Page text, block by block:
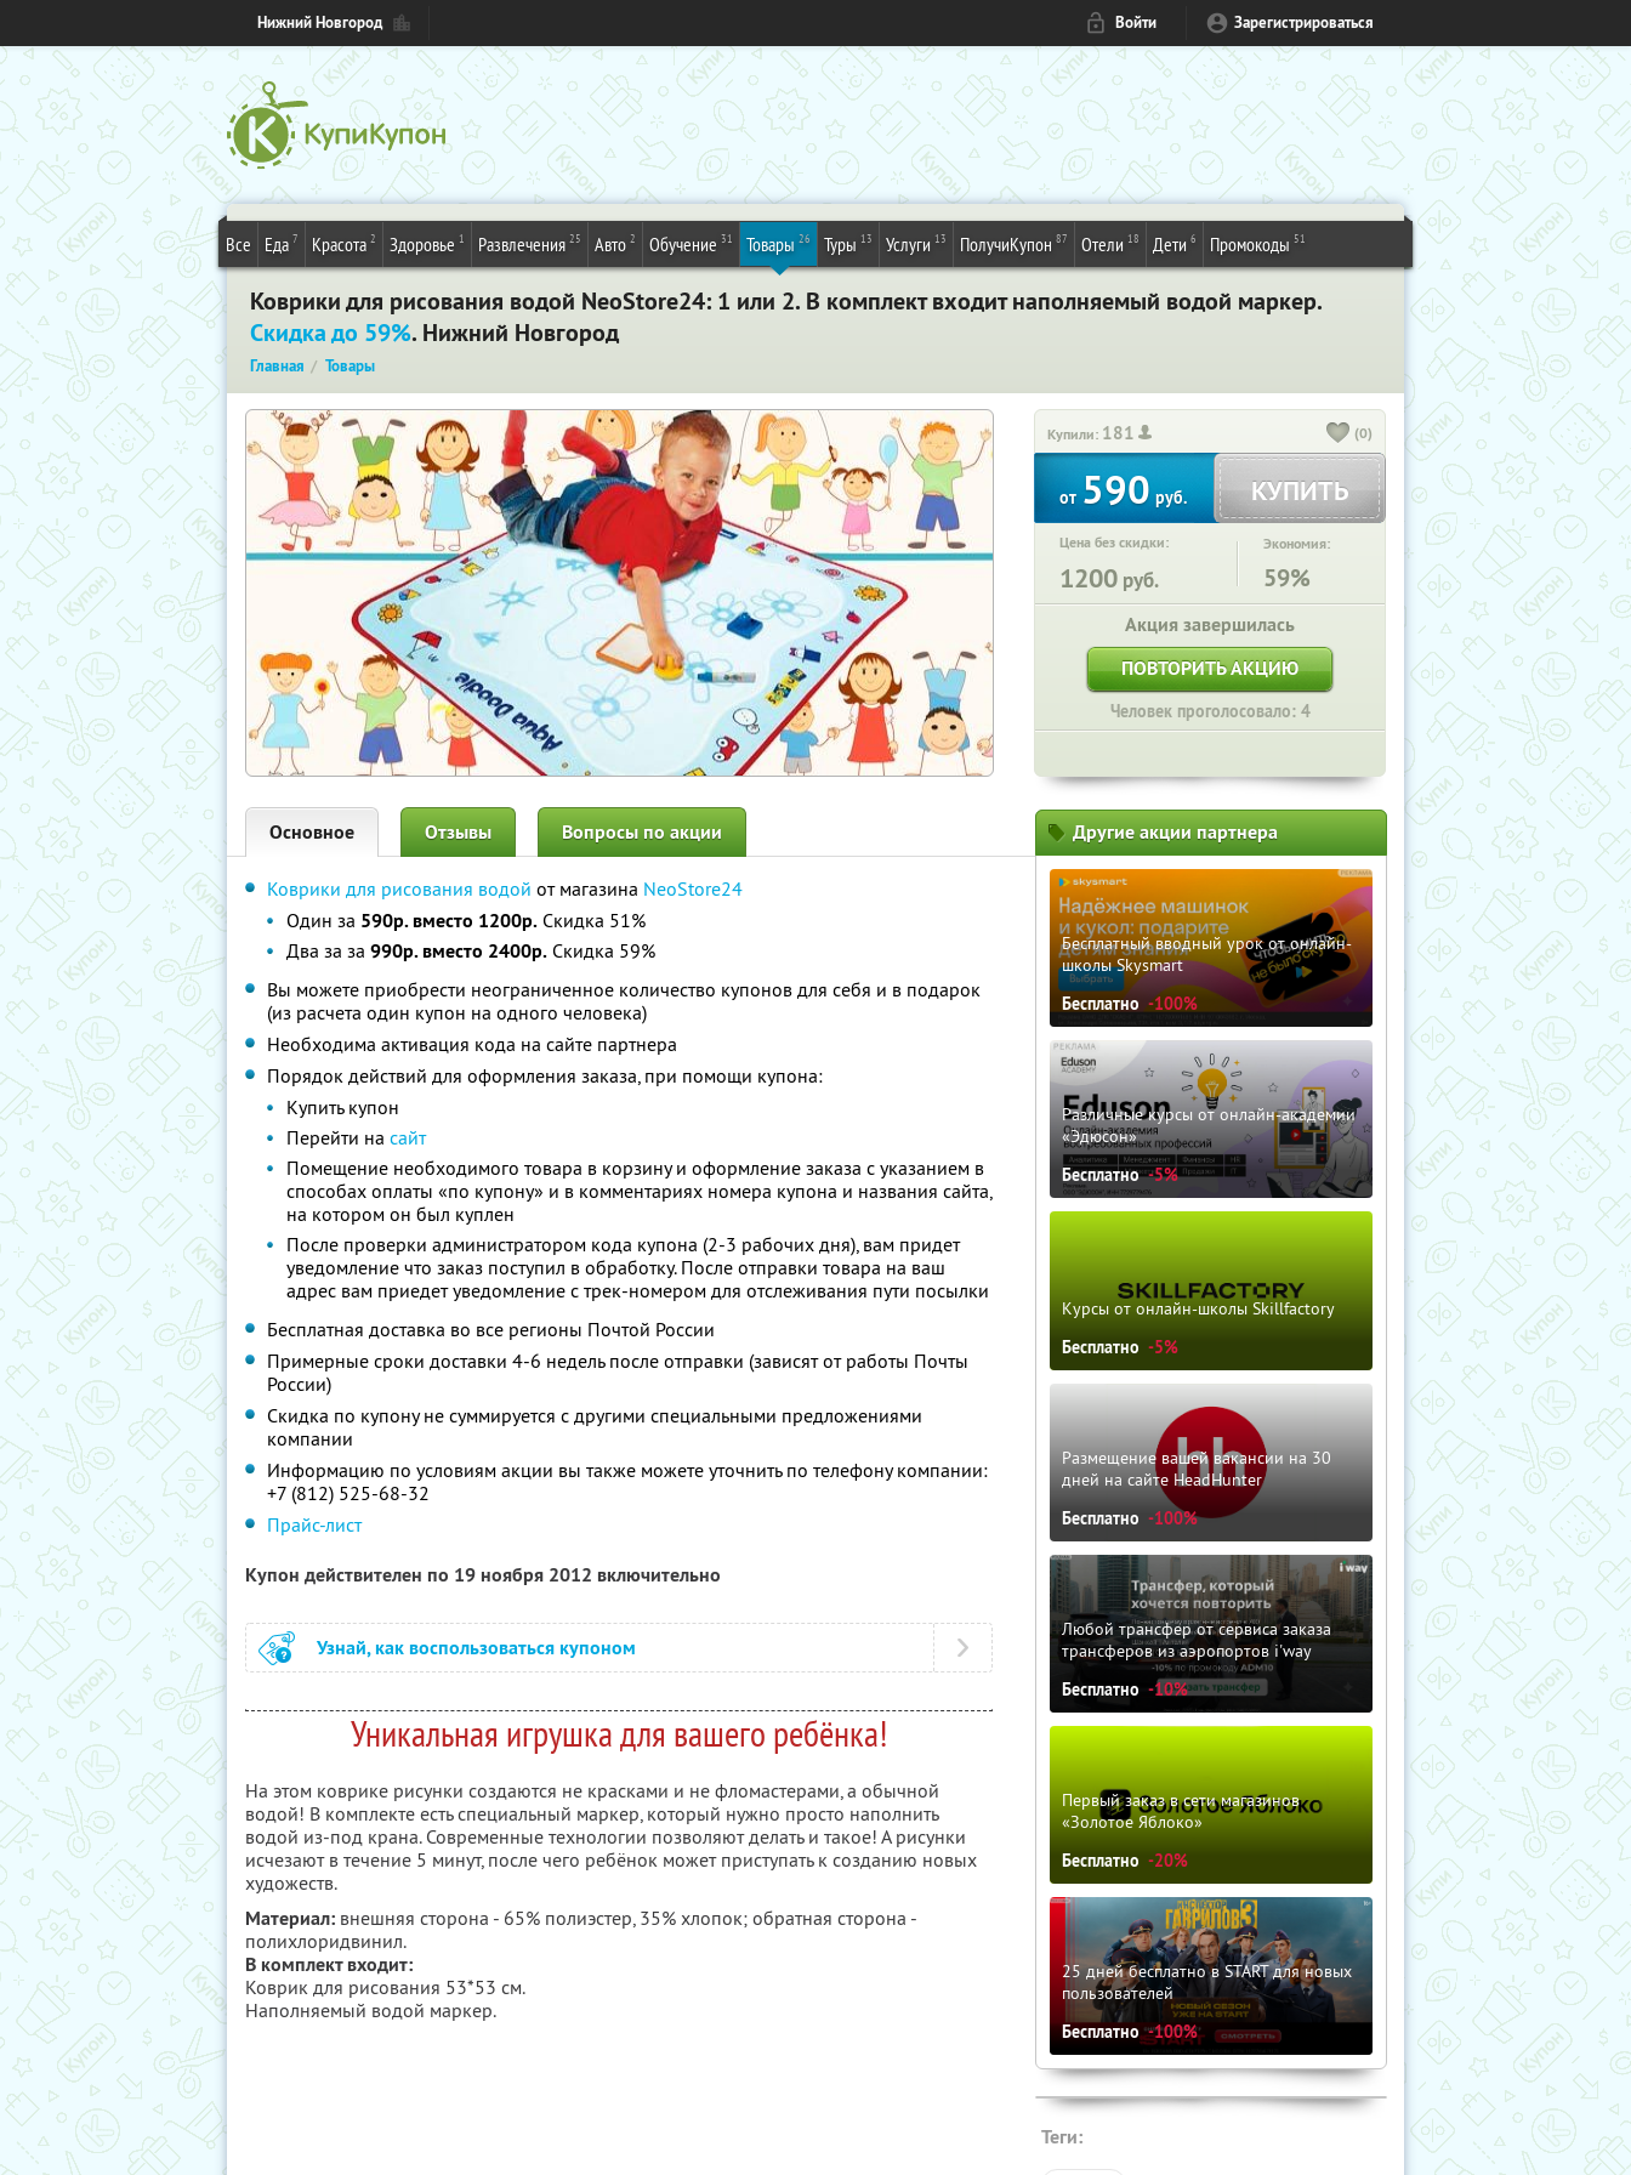
Нижний Новгород Войти Зарегистрироваться
Все Еда 7 Красота 2 Здоровье 1 Развлечения 25 Авто 2 Обучение 31 Товары 26 Туры 13 Услуги 13 ПолучиКупон 87 Отели 18 Дети 6 Промокоды 51
Коврики для рисования водой NeoStore24: 1 или 2. В комплект входит наполняемый водой маркер.
Скидка до 59%. Нижний Новгород
Главная Товары
Купили: 181 (0)
от590руб. КУПИТЬ
Цена без скидки:
1200 руб.
Экономия:
59%
Акция завершилась
ПОВТОРИТЬ АКЦИЮ
Человек проголосовало: 4
Основное Отзывы Вопросы по акции
Коврики для рисования водой от магазина NeoStore24
Один за 590р. вместо 1200р. Скидка 51%
Два за за 990р. вместо 2400р. Скидка 59%
Вы можете приобрести неограниченное количество купонов для себя и в подарок
(из расчета один купон на одного человека)
Необходима активация кода на сайте партнера
Порядок действий для оформления заказа, при помощи купона:
Купить купон
Перейти на сайт
Помещение необходимого товара в корзину и оформление заказа с указанием в
способах оплаты «по купону» и в комментариях номера купона и названия сайта,
на котором он был куплен
После проверки администратором кода купона (2-3 рабочих дня), вам придет
уведомление что заказ поступил в обработку. После отправки товара на ваш
адрес вам приедет уведомление с трек-номером для отслеживания пути посылки
Бесплатная доставка во все регионы Почтой России
Примерные сроки доставки 4-6 недель после отправки (зависят от работы Почты
России)
Скидка по купону не суммируется с другими специальными предложениями
компании
Информацию по условиям акции вы также можете уточнить по телефону компании:
+7 (812) 525-68-32
Прайс-лист
Купон действителен по 19 ноября 2012 включительно
Узнай, как воспользоваться купоном
Уникальная игрушка для вашего ребёнка!
На этом коврике рисунки создаются не красками и не фломастерами, а обычной
водой! В комплекте есть специальный маркер, который нужно просто наполнить
водой из-под крана. Современные технологии позволяют делать и такое! А рисунки
исчезают в течение 5 минут, после чего ребёнок может приступать к созданию новых
художеств.
Материал: внешняя сторона - 65% полиэстер, 35% хлопок; обратная сторона -
полихлоридвинил.
В комплект входит:
Коврик для рисования 53*53 см.
Наполняемый водой маркер.
Другие акции партнера
Бесплатный вводный урок от онлайн-
школы Skysmart
Бесплатно -100%
Различные курсы от онлайн-академии
«Эдюсон»
Бесплатно -5%
Курсы от онлайн-школы Skillfactory
Бесплатно -5%
Размещение вашей вакансии на 30
дней на сайте HeadHunter
Бесплатно -100%
Любой трансфер от сервиса заказа
трансферов из аэропортов i'way
Бесплатно -10%
Первый заказ в сети магазинов
«Золотое Яблоко»
Бесплатно -20%
25 дней бесплатно в START для новых
пользователей
Бесплатно -100%
Теги: